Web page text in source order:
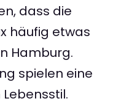
dass die
häufig etwas
Hamburg.
spielen eine